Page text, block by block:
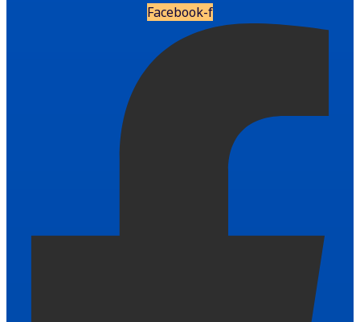
Facebook-f